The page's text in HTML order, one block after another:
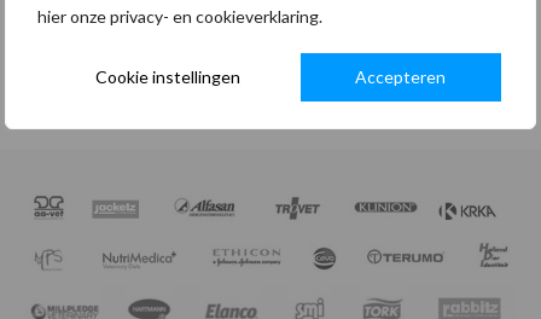
hier onze privacy- en cookieverklaring.
Cookie instellingen Accepteren